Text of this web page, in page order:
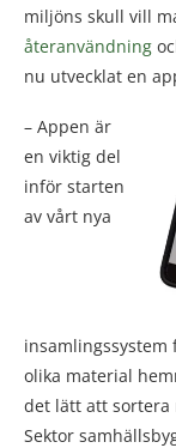
miljöns skull vill
återanvändning
nu utvecklat en
– Appen är
en viktig del
inför starten
av vårt nya
olika material
det lätt att sortera
Sektor